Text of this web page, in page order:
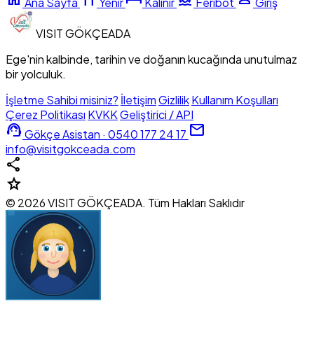
VISITGÖKÇEADA
Ege'nin kalbinde, tarihin ve doğanın kucağında unutulmaz
bir yolculuk.
İşletme Sahibi misiniz? İletişimGizlilikKullanım Koşulları
Çerez Politikası KVKKGeliştirici / API
support_agent Gökçe Asistan · 0540 177 24 17 mail
info@visitgokceada.com
share
star
© 2026 VISIT GÖKÇEADA. Tüm Hakları Saklıdır